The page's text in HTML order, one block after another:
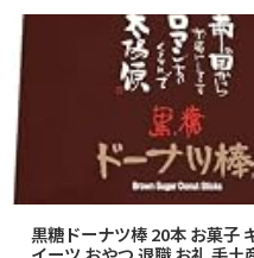
黒糖ドーナツ棒 20本 お菓子